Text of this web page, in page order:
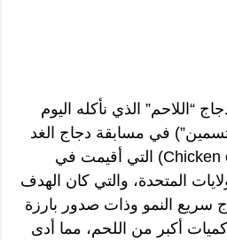
“اللاحم” الذي نأكله اليوم
في مسابقة دجاج الغد
(Chicken of Tomorrow Contest) التي أقيمت في
المتحدة، والتي كان الهدف
سريع النمو وذات صدور بارزة
أكبر من اللحم، مما أدى